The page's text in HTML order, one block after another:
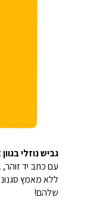
גביש נוזלי בגוון
עם כתב יד זוהר,
ללא מאמץ
שלהם!